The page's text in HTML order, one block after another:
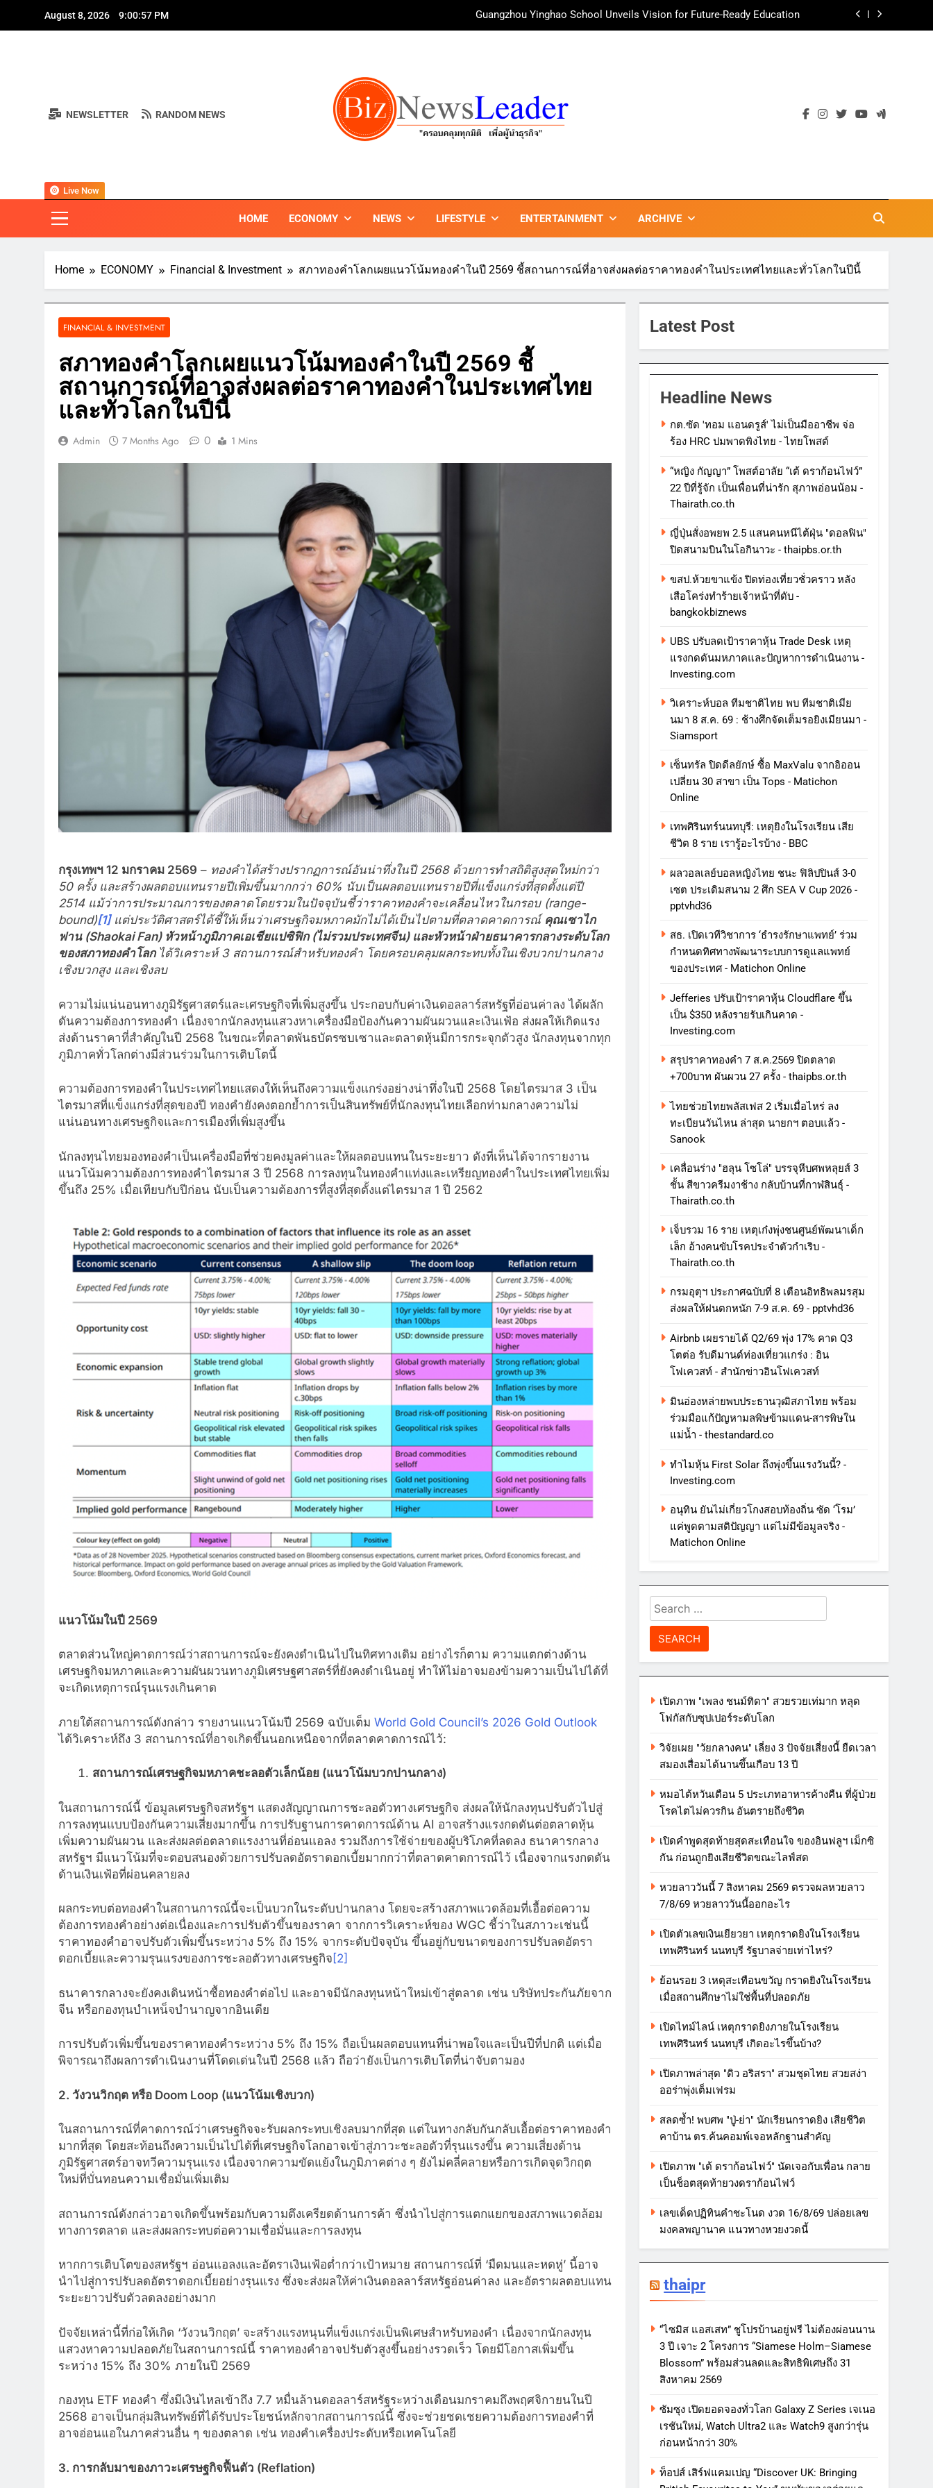
August 8, 2026 9:00:58 PM
Guangzhou Yinghao School Unveils Vision for Future-Ready Education
ททท. ร่วมมือกับ จุฬาลงกรณ์มหาวิทยาลัย จัดสัมมนาทางวิชาการและการตลาดเชิงรุก แนะเคล็ดลับปรับธุรกิจท่อง
บ้านหนองสองห้องจัดใหญ่ “แห่เทียนพรรษา – ผ้าป่าซาเล้งปลอดเหล้าเข้าพรรษา 2569” ชูพลังชุมชนสืบสานพุทธ
ศาสนา สร้างสังคมปลอดเหล้า ภายใต้แนวคิด “90 วัน เก็บแต้มสุขภาพดี สิ่งดีๆ จะเกิดขึ้น”
Guangzhou Yinghao School Unveils Vision for Future-Ready Education
ททท. ร่วมมือกับ จุฬาลงกรณ์มหาวิทยาลัย จัดสัมมนาทางวิชาการและการตลาดเชิงรุก แนะเคล็ดลับปรับธุรกิจท่อง
NEWSLETTER RANDOM NEWS
HOME ECONOMY NEWS LIFESTYLE ENTERTAINMENT ARCHIVE
Live Now
Home ECONOMY Financial & Investment สภาทองคำโลกเผยแนวโน้มทองคำในปี 2569 ชี้สถานการณ์ที่อาจส่งผลต่อราคาทองคำในประเทศไทยและทั่วโลกในปีนี้
FINANCIAL & INVESTMENT
สภาทองคำโลกเผยแนวโน้มทองคำในปี 2569 ชี้
สถานการณ์ที่อาจส่งผลต่อราคาทองคำในประเทศไทย
และทั่วโลกในปีนี้
Admin 7 Months Ago 0 1 Mins
กรุงเทพฯ 12 มกราคม 2569 – ทองคำได้สร้างปรากฏการณ์อันน่าทึ่งในปี 2568ด้วยการทำสถิติสูงสุดใหม่กว่า
50ครั้ง และสร้างผลตอบแทนรายปีเพิ่มขึ้นมากกว่า 60% นับเป็นผลตอบแทนรายปีที่แข็งแกร่งที่สุดตั้งแต่ปี
2514แม้ว่าการประมาณการของตลาดโดยรวมในปัจจุบันชี้ว่าราคาทองคำจะเคลื่อนไหวในกรอบ(range-
bound)[1]แต่ประวัติศาสตร์ได้ชี้ให้เห็นว่าเศรษฐกิจมหภาคมักไม่ได้เป็นไปตามที่ตลาดคาดการณ์ คุณเซาไก
ฟาน (Shaokai Fan) หัวหน้าภูมิภาคเอเชียแปซิฟิก (ไม่รวมประเทศจีน) และหัวหน้าฝ่ายธนาคารกลางระดับโลก
ของสภาทองคำโลก ได้วิเคราะห์ 3 สถานการณ์สำหรับทองคำ โดยครอบคลุมผลกระทบทั้งในเชิงบวกปานกลาง
เชิงบวกสูง และเชิงลบ
ความไม่แน่นอนทางภูมิรัฐศาสตร์และเศรษฐกิจที่เพิ่มสูงขึ้น ประกอบกับค่าเงินดอลลาร์สหรัฐที่อ่อนค่าลง ได้ผลัก
ดันความต้องการทองคำ เนื่องจากนักลงทุนแสวงหาเครื่องมือป้องกันความผันผวนและเงินเฟ้อ ส่งผลให้เกิดแรง
ส่งด้านราคาที่สำคัญในปี 2568 ในขณะที่ตลาดพันธบัตรซบเซาและตลาดหุ้นมีการกระจุกตัวสูง นักลงทุนจากทุก
ภูมิภาคทั่วโลกต่างมีส่วนร่วมในการเติบโตนี้
ความต้องการทองคำในประเทศไทยแสดงให้เห็นถึงความแข็งแกร่งอย่างน่าทึ่งในปี 2568 โดยไตรมาส 3 เป็น
ไตรมาสที่แข็งแกร่งที่สุดของปี ทองคำยังคงตอกย้ำการเป็นสินทรัพย์ที่นักลงทุนไทยเลือกท่ามกลางความไม่
แน่นอนทางเศรษฐกิจและการเมืองที่เพิ่มสูงขึ้น
นักลงทุนไทยมองทองคำเป็นเครื่องมือที่ช่วยคงมูลค่าและให้ผลตอบแทนในระยะยาว ดังที่เห็นได้จากรายงาน
แนวโน้มความต้องการทองคำไตรมาส 3 ปี 2568 การลงทุนในทองคำแท่งและเหรียญทองคำในประเทศไทยเพิ่ม
ขึ้นถึง 25% เมื่อเทียบกับปีก่อน นับเป็นความต้องการที่สูงที่สุดตั้งแต่ไตรมาส 1 ปี 2562
แนวโน้มในปี 2569
ตลาดส่วนใหญ่คาดการณ์ว่าสถานการณ์จะยังคงดำเนินไปในทิศทางเดิม อย่างไรก็ตาม ความแตกต่างด้าน
เศรษฐกิจมหภาคและความผันผวนทางภูมิเศรษฐศาสตร์ที่ยังคงดำเนินอยู่ ทำให้ไม่อาจมองข้ามความเป็นไปได้ที่
จะเกิดเหตุการณ์รุนแรงเกินคาด
ภายใต้สถานการณ์ดังกล่าว รายงานแนวโน้มปี 2569 ฉบับเต็ม World Gold Council’s 2026 Gold Outlook
ได้วิเคราะห์ถึง 3 สถานการณ์ที่อาจเกิดขึ้นนอกเหนือจากที่ตลาดคาดการณ์ไว้:
สถานการณ์เศรษฐกิจมหภาคชะลอตัวเล็กน้อย (แนวโน้มบวกปานกลาง)
ในสถานการณ์นี้ ข้อมูลเศรษฐกิจสหรัฐฯ แสดงสัญญาณการชะลอตัวทางเศรษฐกิจ ส่งผลให้นักลงทุนปรับตัวไปสู่
การลงทุนแบบป้องกันความเสี่ยงมากขึ้น การปรับฐานการคาดการณ์ด้าน AI อาจสร้างแรงกดดันต่อตลาดหุ้น
เพิ่มความผันผวน และส่งผลต่อตลาดแรงงานที่อ่อนแอลง รวมถึงการใช้จ่ายของผู้บริโภคที่ลดลง ธนาคารกลาง
สหรัฐฯ มีแนวโน้มที่จะตอบสนองด้วยการปรับลดอัตราดอกเบี้ยมากกว่าที่ตลาดคาดการณ์ไว้ เนื่องจากแรงกดดัน
ด้านเงินเฟ้อที่ผ่อนคลายลง
ผลกระทบต่อทองคำในสถานการณ์นี้จะเป็นบวกในระดับปานกลาง โดยจะสร้างสภาพแวดล้อมที่เอื้อต่อความ
ต้องการทองคำอย่างต่อเนื่องและการปรับตัวขึ้นของราคา จากการวิเคราะห์ของ WGC ชี้ว่าในสภาวะเช่นนี้
ราคาทองคำอาจปรับตัวเพิ่มขึ้นระหว่าง 5% ถึง 15% จากระดับปัจจุบัน ขึ้นอยู่กับขนาดของการปรับลดอัตรา
ดอกเบี้ยและความรุนแรงของการชะลอตัวทางเศรษฐกิจ [2]
ธนาคารกลางจะยังคงเดินหน้าซื้อทองคำต่อไป และอาจมีนักลงทุนหน้าใหม่เข้าสู่ตลาด เช่น บริษัทประกันภัยจาก
จีน หรือกองทุนบำเหน็จบำนาญจากอินเดีย
การปรับตัวเพิ่มขึ้นของราคาทองคำระหว่าง 5% ถึง 15% ถือเป็นผลตอบแทนที่น่าพอใจและเป็นปีที่ปกติ แต่เมื่อ
พิจารณาถึงผลการดำเนินงานที่โดดเด่นในปี 2568 แล้ว ถือว่ายังเป็นการเติบโตที่น่าจับตามอง
2. วังวนวิกฤต หรือ Doom Loop (แนวโน้มเชิงบวก)
ในสถานการณ์ที่คาดการณ์ว่าเศรษฐกิจจะรับผลกระทบเชิงลบมากที่สุด แต่ในทางกลับกันกลับเอื้อต่อราคาทองคำ
มากที่สุด โดยสะท้อนถึงความเป็นไปได้ที่เศรษฐกิจโลกอาจเข้าสู่ภาวะชะลอตัวที่รุนแรงขึ้น ความเสี่ยงด้าน
ภูมิรัฐศาสตร์อาจทวีความรุนแรง เนื่องจากความขัดแย้งในภูมิภาคต่าง ๆ ยังไม่คลี่คลายหรือการเกิดจุดวิกฤต
ใหม่ที่บั่นทอนความเชื่อมั่นเพิ่มเติม
สถานการณ์ดังกล่าวอาจเกิดขึ้นพร้อมกับความตึงเครียดด้านการค้า ซึ่งนำไปสู่การแตกแยกของสภาพแวดล้อม
ทางการตลาด และส่งผลกระทบต่อความเชื่อมั่นและการลงทุน
หากการเติบโตของสหรัฐฯ อ่อนแอลงและอัตราเงินเฟ้อต่ำกว่าเป้าหมาย สถานการณ์ที่ ‘มืดมนและหดหู่’ นี้อาจ
นำไปสู่การปรับลดอัตราดอกเบี้ยอย่างรุนแรง ซึ่งจะส่งผลให้ค่าเงินดอลลาร์สหรัฐอ่อนค่าลง และอัตราผลตอบแทน
ระยะยาวปรับตัวลดลงอย่างมาก
ปัจจัยเหล่านี้ที่ก่อให้เกิด ‘วังวนวิกฤต’ จะสร้างแรงหนุนที่แข็งแกร่งเป็นพิเศษสำหรับทองคำ เนื่องจากนักลงทุน
แสวงหาความปลอดภัยในสถานการณ์นี้ ราคาทองคำอาจปรับตัวสูงขึ้นอย่างรวดเร็ว โดยมีโอกาสเพิ่มขึ้น
ระหว่าง 15% ถึง 30% ภายในปี 2569
กองทุน ETF ทองคำ ซึ่งมีเงินไหลเข้าถึง 7.7 หมื่นล้านดอลลาร์สหรัฐระหว่างเดือนมกราคมถึงพฤศจิกายนในปี
2568 อาจเป็นกลุ่มสินทรัพย์ที่ได้รับประโยชน์หลักจากสถานการณ์นี้ ซึ่งจะช่วยชดเชยความต้องการทองคำที่
อาจอ่อนแอในภาคส่วนอื่น ๆ ของตลาด เช่น ทองคำเครื่องประดับหรือเทคโนโลยี
3. การกลับมาของภาวะเศรษฐกิจฟื้นตัว (Reflation)
Latest Post
Headline News
กต.ซัด 'ทอม แอนดรูส์' ไม่เป็นมืออาชีพ จ่อ
ร้อง HRC ปมพาดพิงไทย - ไทยโพสต์
“หญิง กัญญา” โพสต์อาลัย “เต้ ดราก้อนไฟว์”
22 ปีที่รู้จัก เป็นเพื่อนที่น่ารัก สุภาพอ่อนน้อม -
Thairath.co.th
ญี่ปุ่นสั่งอพยพ 2.5 แสนคนหนีไต้ฝุ่น "ดอลฟิน"
ปิดสนามบินในโอกินาวะ - thaipbs.or.th
ขสป.ห้วยขาแข้ง ปิดท่องเที่ยวชั่วคราว หลัง
เสือโคร่งทำร้ายเจ้าหน้าที่ดับ -
bangkokbiznews
UBS ปรับลดเป้าราคาหุ้น Trade Desk เหตุ
แรงกดดันมหภาคและปัญหาการดําเนินงาน -
Investing.com
วิเคราะห์บอล ทีมชาติไทย พบ ทีมชาติเมีย
นมา 8 ส.ค. 69 : ช้างศึกจัดเต็มรอยิงเมียนมา -
Siamsport
เซ็นทรัล ปิดดีลยักษ์ ซื้อ MaxValu จากอิออน
เปลี่ยน 30 สาขา เป็น Tops - Matichon
Online
เทพศิรินทร์นนทบุรี: เหตุยิงในโรงเรียน เสีย
ชีวิต 8 ราย เรารู้อะไรบ้าง - BBC
ผลวอลเลย์บอลหญิงไทย ชนะ ฟิลิปปินส์ 3-0
เซต ประเดิมสนาม 2 ศึก SEA V Cup 2026 -
pptvhd36
สธ. เปิดเวทีวิชาการ ‘ธำรงรักษาแพทย์’ ร่วม
กำหนดทิศทางพัฒนาระบบการดูแลแพทย์
ของประเทศ - Matichon Online
Jefferies ปรับเป้าราคาหุ้น Cloudflare ขึ้น
เป็น $350 หลังรายรับเกินคาด -
Investing.com
สรุปราคาทองคำ 7 ส.ค.2569 ปิดตลาด
+700บาท ผันผวน 27 ครั้ง - thaipbs.or.th
ไทยช่วยไทยพลัสเฟส 2 เริ่มเมื่อไหร่ ลง
ทะเบียนวันไหน ล่าสุด นายกฯ ตอบแล้ว -
Sanook
เคลื่อนร่าง "ฮลุน โซโล่" บรรจุหีบศพหลุยส์ 3
ชั้น สีขาวครีมงาช้าง กลับบ้านที่กาฬสินธุ์ -
Thairath.co.th
เจ็บรวม 16 ราย เหตุเก๋งพุ่งชนศูนย์พัฒนาเด็ก
เล็ก อ้างคนขับโรคประจำตัวกำเริบ -
Thairath.co.th
กรมอุตุฯ ประกาศฉบับที่ 8 เตือนอิทธิพลมรสุม
ส่งผลให้ฝนตกหนัก 7-9 ส.ค. 69 - pptvhd36
Airbnb เผยรายได้ Q2/69 พุ่ง 17% คาด Q3
โตต่อ รับดีมานด์ท่องเที่ยวแกร่ง : อิน
โฟเควสท์ - สำนักข่าวอินโฟเควสท์
มินอ่องหล่ายพบประธานวุฒิสภาไทย พร้อม
ร่วมมือแก้ปัญหามลพิษข้ามแดน-สารพิษใน
แม่น้ำ - thestandard.co
ทําไมหุ้น First Solar ถึงพุ่งขึ้นแรงวันนี้? -
Investing.com
อนุทิน ยันไม่เกี่ยวโกงสอบท้องถิ่น ซัด ‘โรม’
แค่พูดตามสติปัญญา แต่ไม่มีข้อมูลจริง -
Matichon Online
Search
for:
เปิดภาพ "เพลง ชนม์ทิดา" สวยรวยเท่มาก หลุด
โฟกัสกับซุปเปอร์ระดับโลก
วิจัยเผย "วัยกลางคน" เลี่ยง 3 ปัจจัยเสี่ยงนี้ ยืดเวลา
สมองเสื่อมได้นานขึ้นเกือบ 13 ปี
หมอไต้หวันเตือน 5 ประเภทอาหารค้างคืน ที่ผู้ป่วย
โรคไตไม่ควรกิน อันตรายถึงชีวิต
เปิดคำพูดสุดท้ายสุดสะเทือนใจ ของอินฟลูฯ เม็กซิ
กัน ก่อนถูกยิงเสียชีวิตขณะไลฟ์สด
หวยลาววันนี้ 7 สิงหาคม 2569 ตรวจผลหวยลาว
7/8/69 หวยลาววันนี้ออกอะไร
เปิดตัวเลขเงินเยียวยา เหตุกราดยิงในโรงเรียน
เทพศิรินทร์ นนทบุรี รัฐบาลจ่ายเท่าไหร่?
ย้อนรอย 3 เหตุสะเทือนขวัญ กราดยิงในโรงเรียน
เมื่อสถานศึกษาไม่ใช่พื้นที่ปลอดภัย
เปิดไทม์ไลน์ เหตุกราดยิงภายในโรงเรียน
เทพศิรินทร์ นนทบุรี เกิดอะไรขึ้นบ้าง?
เปิดภาพล่าสุด "ดิว อริสรา" สวมชุดไทย สวยสง่า
ออร่าพุ่งเต็มเฟรม
สลดซ้ำ! พบศพ "ปู่-ย่า" นักเรียนกราดยิง เสียชีวิต
คาบ้าน ตร.ค้นคอมพ์เจอหลักฐานสำคัญ
เปิดภาพ "เต้ ดราก้อนไฟว์" นัดเจอกับเพื่อน กลาย
เป็นช็อตสุดท้ายวงดราก้อนไฟว์
เลขเด็ดปฏิทินคำชะโนด งวด 16/8/69 ปล่อยเลข
มงคลพญานาค แนวทางหวยงวดนี้
thaipr
“ไซมิส แอสเสท” ชูโปรบ้านอยู่ฟรี ไม่ต้องผ่อนนาน
3 ปี เจาะ 2 โครงการ “Siamese Holm–Siamese
Blossom” พร้อมส่วนลดและสิทธิพิเศษถึง 31
สิงหาคม 2569
ซัมซุง เปิดยอดจองทั่วโลก Galaxy Z Series เจเนอ
เรชันใหม่, Watch Ultra2 และ Watch9 สูงกว่ารุ่น
ก่อนหน้ากว่า 30%
ท็อปส์ เสิร์ฟแคมเปญ “Discover UK: Bringing